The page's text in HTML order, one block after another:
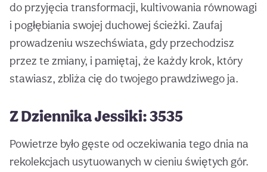
do przyjęcia transformacji, kultivowania równowagi
i pogłębiania swojej duchowej ścieżki. Zaufaj
prowadzeniu wszechświata, gdy przechodzisz
przez te zmiany, i pamiętaj, że każdy krok, który
stawiasz, zbliża cię do twojego prawdziwego ja.
Z Dziennika Jessiki: 3535
Powietrze było gęste od oczekiwania tego dnia na
rekolekcjach usytuowanych w cieniu świętych gór.